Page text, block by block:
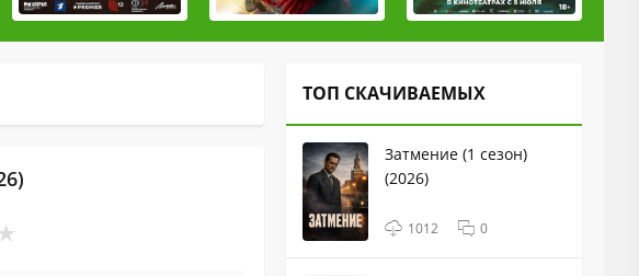
ТОП СКАЧИВАЕМЫХ
Затмение (1 сезон)
(2026)
1012 0